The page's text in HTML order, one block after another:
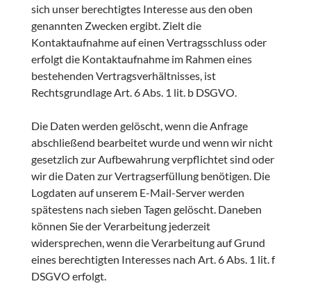
sich unser berechtigtes Interesse aus den oben
genannten Zwecken ergibt. Zielt die
Kontaktaufnahme auf einen Vertragsschluss oder
erfolgt die Kontaktaufnahme im Rahmen eines
bestehenden Vertragsverhältnisses, ist
Rechtsgrundlage Art. 6 Abs. 1 lit. b DSGVO.
Die Daten werden gelöscht, wenn die Anfrage
abschließend bearbeitet wurde und wenn wir nicht
gesetzlich zur Aufbewahrung verpflichtet sind oder
wir die Daten zur Vertragserfüllung benötigen. Die
Logdaten auf unserem E-Mail-Server werden
spätestens nach sieben Tagen gelöscht. Daneben
können Sie der Verarbeitung jederzeit
widersprechen, wenn die Verarbeitung auf Grund
eines berechtigten Interesses nach Art. 6 Abs. 1 lit. f
DSGVO erfolgt.